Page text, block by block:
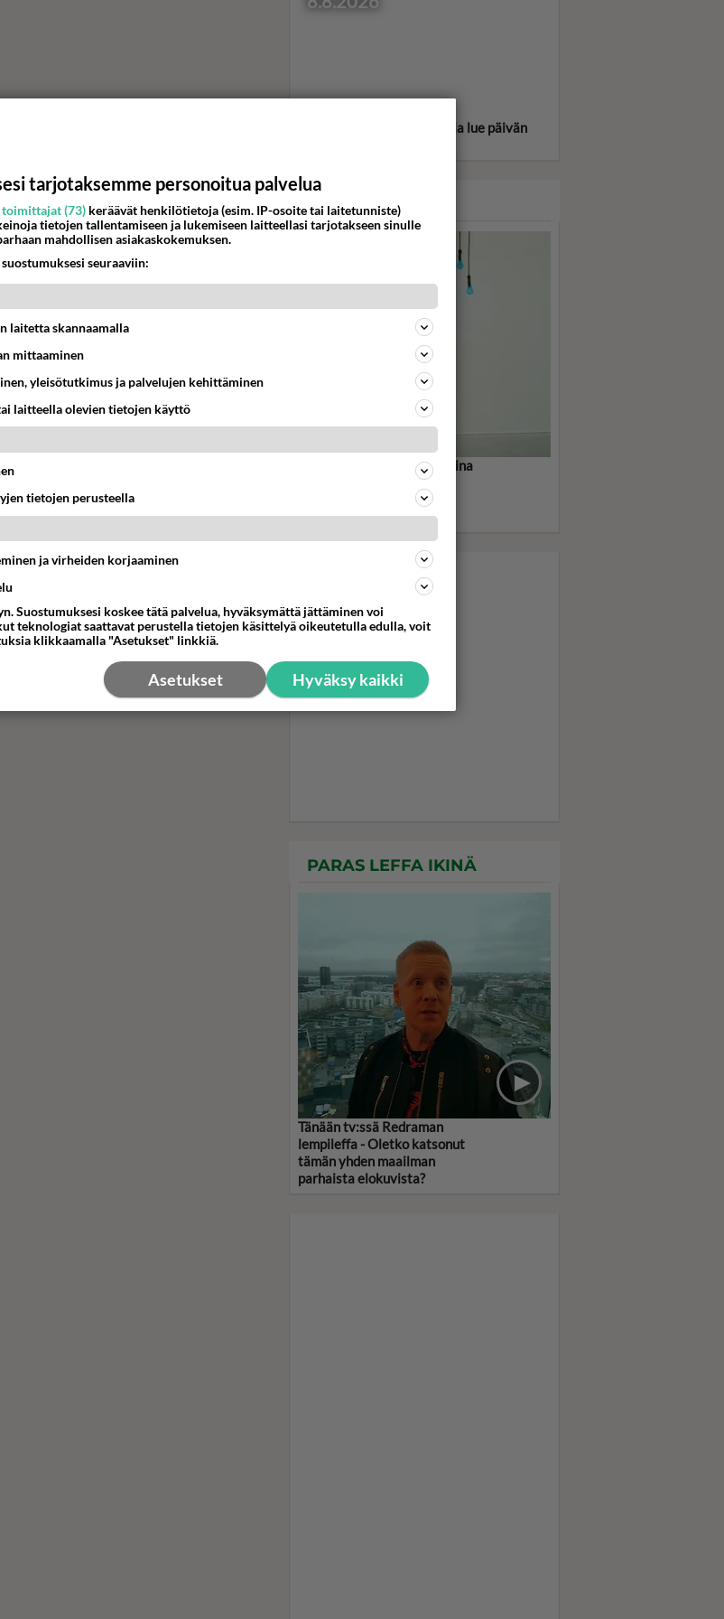
Valitse oma tähtimerkkisi ja lue päivän
KASARI
Flashdance oli tuhkomotarina
MTV-sukupolvelle - Uusi
naistyyppi oli itsenäinen ja
seksikäs
PARAS LEFFA IKINÄ
Tänään tv:ssä Redraman
lempileffa - Oletko katsonut
tämän yhden maailman
parhaista elokuvista?
tarjotaksemme personoitua palvelua
toimittajat (73) keräävät henkilötietoja (esim. IP-osoite tai laitetunniste)
tietojen tallentamiseen ja lukemiseen laitteellasi tarjotakseen sinulle
mahdollisen asiakaskokemuksen.
seuraaviin:
laitetta skannaamalla
mittaaminen
yleisötutkimus ja palvelujen kehittäminen
laitteella olevien tietojen käyttö
tietojen perusteella
ja virheiden korjaaminen
Suostumuksesi koskee tätä palvelua, hyväksymättä jättäminen voi
teknologiat saattavat perustella tietojen käsittelyä oikeutetulla edulla, voit
klikkaamalla "Asetukset" linkkiä.
Hyväksy kaikki
Asetukset